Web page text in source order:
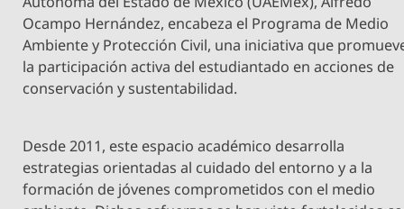
Ocampo Hernández, encabeza el Programa de Medio
Ambiente y Protección Civil, una iniciativa que
la participación activa del estudiantado en acciones de
conservación y sustentabilidad.
Desde 2011, este espacio académico desarrolla
estrategias orientadas al cuidado del entorno y a la
formación de jóvenes comprometidos con el medio